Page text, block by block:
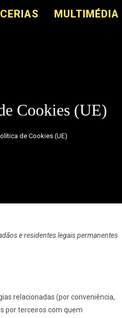
MULTIMÉDIA
Cookies (UE)
de Cookies (UE)
e residentes legais permanentes
relacionadas (por conveniência,
por terceiros com quem